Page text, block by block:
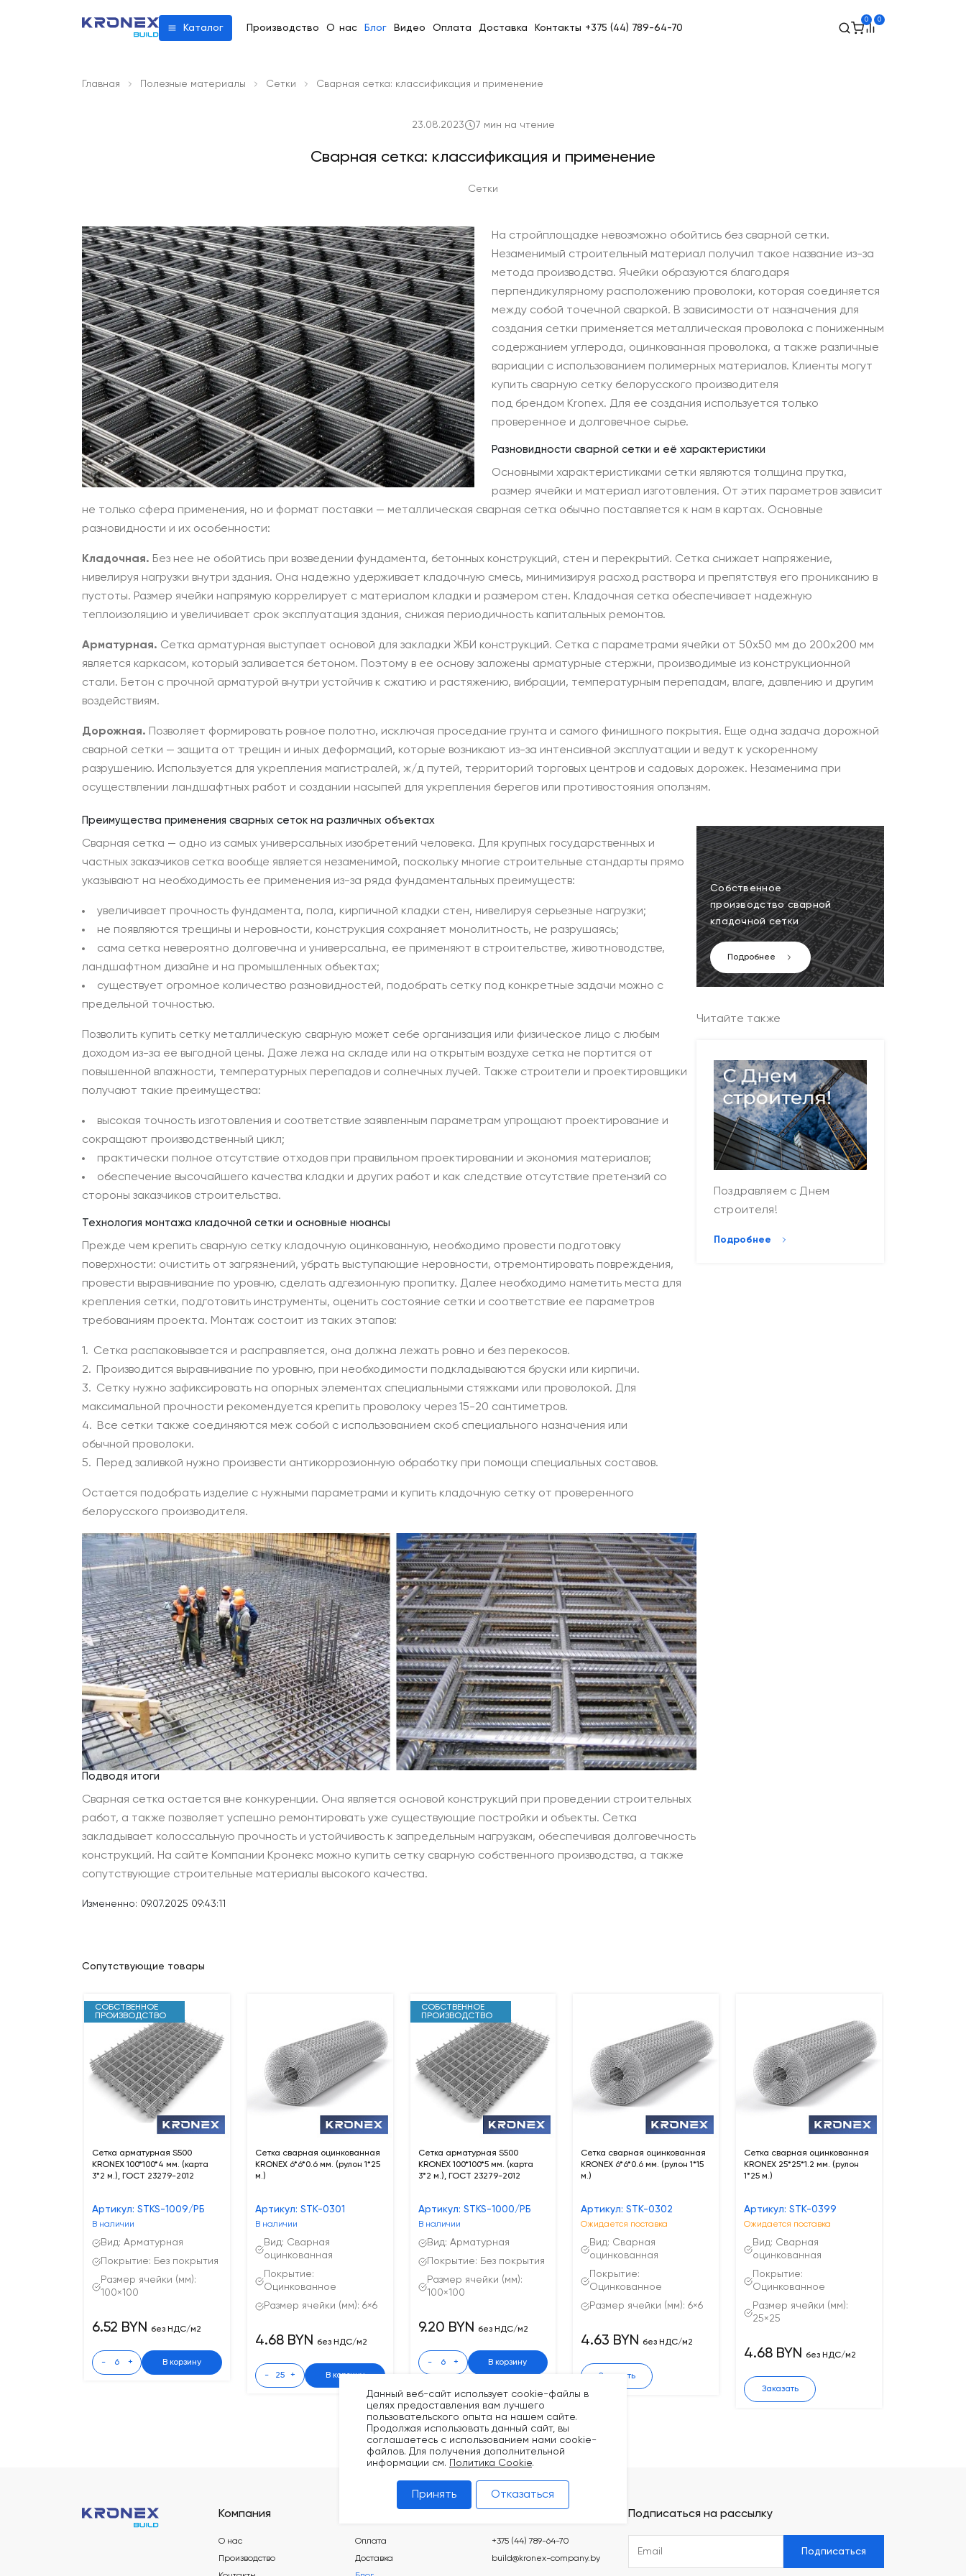
Каталог Производство О нас Блог Видео Оплата Доставка Контакты +375 (44) 789-64-70
0 0
Главная Полезные материалы Сетки Сварная сетка: классификация и применение
23.08.2023 7 мин на чтение
Сварная сетка: классификация и применение
Сетки
На стройплощадке невозможно обойтись без сварной сетки.
Незаменимый строительный материал получил такое название из-за
метода производства. Ячейки образуются благодаря
перпендикулярному расположению проволоки, которая соединяется
между собой точечной сваркой. В зависимости от назначения для
создания сетки применяется металлическая проволока с пониженным
содержанием углерода, оцинкованная проволока, а также различные
вариации с использованием полимерных материалов. Клиенты могут
купить сварную сетку белорусского производителя
под брендом Kronex. Для ее создания используется только
проверенное и долговечное сырье.
Разновидности сварной сетки и её характеристики
Основными характеристиками сетки являются толщина прутка,
размер ячейки и материал изготовления. От этих параметров зависит
не только сфера применения, но и формат поставки — металлическая сварная сетка обычно поставляется к нам в картах. Основные
разновидности и их особенности:
Кладочная. Без нее не обойтись при возведении фундамента, бетонных конструкций, стен и перекрытий. Сетка снижает напряжение,
нивелируя нагрузки внутри здания. Она надежно удерживает кладочную смесь, минимизируя расход раствора и препятствуя его прониканию в
пустоты. Размер ячейки напрямую коррелирует с материалом кладки и размером стен. Кладочная сетка обеспечивает надежную
теплоизоляцию и увеличивает срок эксплуатация здания, снижая периодичность капитальных ремонтов.
Арматурная. Сетка арматурная выступает основой для закладки ЖБИ конструкций. Сетка с параметрами ячейки от 50х50 мм до 200х200 мм
является каркасом, который заливается бетоном. Поэтому в ее основу заложены арматурные стержни, производимые из конструкционной
стали. Бетон с прочной арматурой внутри устойчив к сжатию и растяжению, вибрации, температурным перепадам, влаге, давлению и другим
воздействиям.
Дорожная. Позволяет формировать ровное полотно, исключая проседание грунта и самого финишного покрытия. Еще одна задача дорожной
сварной сетки — защита от трещин и иных деформаций, которые возникают из-за интенсивной эксплуатации и ведут к ускоренному
разрушению. Используется для укрепления магистралей, ж/д путей, территорий торговых центров и садовых дорожек. Незаменима при
осуществлении ландшафтных работ и создании насыпей для укрепления берегов или противостояния оползням.
Преимущества применения сварных сеток на различных объектах
Сварная сетка — одно из самых универсальных изобретений человека. Для крупных государственных и
частных заказчиков сетка вообще является незаменимой, поскольку многие строительные стандарты прямо
указывают на необходимость ее применения из-за ряда фундаментальных преимуществ:
увеличивает прочность фундамента, пола, кирпичной кладки стен, нивелируя серьезные нагрузки;
не появляются трещины и неровности, конструкция сохраняет монолитность, не разрушаясь;
сама сетка невероятно долговечна и универсальна, ее применяют в строительстве, животноводстве,
ландшафтном дизайне и на промышленных объектах;
существует огромное количество разновидностей, подобрать сетку под конкретные задачи можно с
предельной точностью.
Позволить купить сетку металлическую сварную может себе организация или физическое лицо с любым
доходом из-за ее выгодной цены. Даже лежа на складе или на открытым воздухе сетка не портится от
повышенной влажности, температурных перепадов и солнечных лучей. Также строители и проектировщики
получают такие преимущества:
высокая точность изготовления и соответствие заявленным параметрам упрощают проектирование и
сокращают производственный цикл;
практически полное отсутствие отходов при правильном проектировании и экономия материалов;
обеспечение высочайшего качества кладки и других работ и как следствие отсутствие претензий со
стороны заказчиков строительства.
Технология монтажа кладочной сетки и основные нюансы
Прежде чем крепить сварную сетку кладочную оцинкованную, необходимо провести подготовку
поверхности: очистить от загрязнений, убрать выступающие неровности, отремонтировать повреждения,
провести выравнивание по уровню, сделать адгезионную пропитку. Далее необходимо наметить места для
крепления сетки, подготовить инструменты, оценить состояние сетки и соответствие ее параметров
требованиям проекта. Монтаж состоит из таких этапов:
Сетка распаковывается и расправляется, она должна лежать ровно и без перекосов.
Производится выравнивание по уровню, при необходимости подкладываются бруски или кирпичи.
Сетку нужно зафиксировать на опорных элементах специальными стяжками или проволокой. Для
максимальной прочности рекомендуется крепить проволоку через 15-20 сантиметров.
Все сетки также соединяются меж собой с использованием скоб специального назначения или
обычной проволоки.
Перед заливкой нужно произвести антикоррозионную обработку при помощи специальных составов.
Остается подобрать изделие с нужными параметрами и купить кладочную сетку от проверенного
белорусского производителя.
Подводя итоги
Сварная сетка остается вне конкуренции. Она является основой конструкций при проведении строительных
работ, а также позволяет успешно ремонтировать уже существующие постройки и объекты. Сетка
закладывает колоссальную прочность и устойчивость к запредельным нагрузкам, обеспечивая долговечность
конструкций. На сайте Компании Кронекс можно купить сетку сварную собственного производства, а также
сопутствующие строительные материалы высокого качества.
Измененно: 09.07.2025 09:43:11
Собственное
производство сварной
кладочной сетки
Подробнее
Читайте также
Поздравляем с Днем
строителя!
Подробнее
Сопутствующие товары
СОБСТВЕННОЕ
ПРОИЗВОДСТВО
Сетка арматурная S500
KRONEX 100*100*4 мм. (карта
3*2 м.), ГОСТ 23279-2012
Артикул: STKS-1009/РБ
В наличии
Вид: Арматурная
Покрытие: Без покрытия
Размер ячейки (мм):
100×100
6.52 BYN без НДС/м2
- + В корзину
Cетка сварная оцинкованная
KRONEX 6*6*0.6 мм. (рулон 1*25
м.)
Артикул: STK-0301
В наличии
Вид: Сварная
оцинкованная
Покрытие:
Оцинкованное
Размер ячейки (мм): 6×6
4.68 BYN без НДС/м2
- + В корзину
СОБСТВЕННОЕ
ПРОИЗВОДСТВО
Сетка арматурная S500
KRONEX 100*100*5 мм. (карта
3*2 м.), ГОСТ 23279-2012
Артикул: STKS-1000/РБ
В наличии
Вид: Арматурная
Покрытие: Без покрытия
Размер ячейки (мм):
100×100
9.20 BYN без НДС/м2
- + В корзину
Сетка сварная оцинкованная
KRONEX 6*6*0.6 мм. (рулон 1*15
м.)
Артикул: STK-0302
Ожидается поставка
Вид: Сварная
оцинкованная
Покрытие:
Оцинкованное
Размер ячейки (мм): 6×6
4.63 BYN без НДС/м2
Заказать
Сетка сварная оцинкованная
KRONEX 25*25*1.2 мм. (рулон
1*25 м.)
Артикул: STK-0399
Ожидается поставка
Вид: Сварная
оцинкованная
Покрытие:
Оцинкованное
Размер ячейки (мм):
25×25
4.68 BYN без НДС/м2
Заказать
Компания
О нас
Производство
Оплата
Доставка
+375 (44) 789-64-70
build@kronex-company.by
Подписаться на рассылку
Подписаться
Данный веб-сайт использует cookie-файлы в
целях предоставления вам лучшего
пользовательского опыта на нашем сайте.
Продолжая использовать данный сайт, вы
соглашаетесь с использованием нами cookie-
файлов. Для получения дополнительной
информации см.
Политика Cookie.
Принять Отказаться